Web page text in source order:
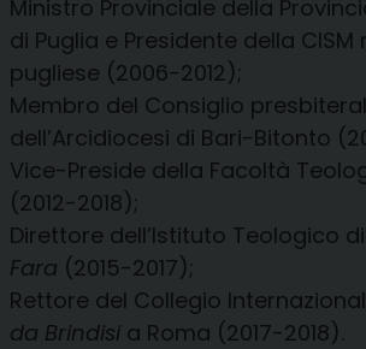
Ministro Provinciale della
di Puglia e Presidente della CISM
pugliese (2006-2012);
Membro del Consiglio
dell’Arcidiocesi di Bari-Bitonto
Vice-Preside della Facoltà
(2012-2018);
Direttore dell’Istituto Teologico
Fara (2015-2017);
Rettore del Collegio
da Brindisi a Roma (2017-2018).